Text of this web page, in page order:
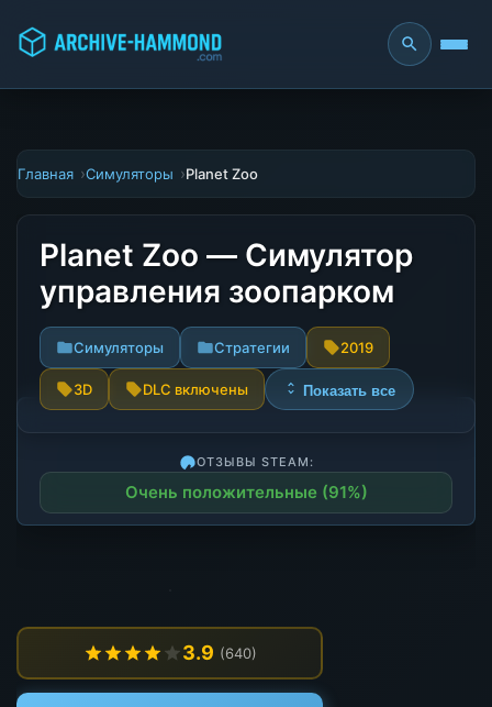
Главная Симуляторы Planet Zoo
Planet Zoo — Симулятор
управления зоопарком
Симуляторы Стратегии 2019
3D DLC включены Показать все
ОТЗЫВЫ STEAM:
Очень положительные (91%)
3.9 (640)